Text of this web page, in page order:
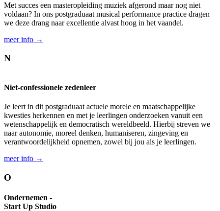
Met succes een master­opleiding muziek afgerond maar nog niet
voldaan? In ons post­graduaat musical performance practice dragen
we deze drang naar excellentie alvast hoog in het vaandel.
meer info →
N
Niet-confessionele zeden­leer
Je leert in dit postgraduaat actuele morele en maatschappelijke
kwesties herkennen en met je leerlingen onderzoeken vanuit een
wetenschappelijk en democratisch wereldbeeld. Hierbij streven we
naar autonomie, moreel denken, humaniseren, zingeving en
verantwoordelijkheid opnemen, zowel bij jou als je leerlingen.
meer info →
O
Ondernemen -
Start Up Studio